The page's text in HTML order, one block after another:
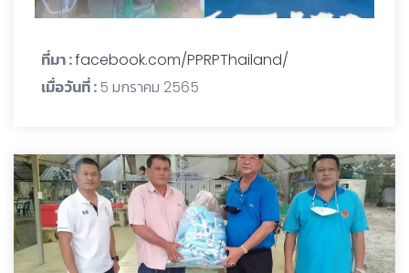
ที่มา :facebook.com/PPRPThailand/
เมื่อวันที่ : 5 มกราคม 2565